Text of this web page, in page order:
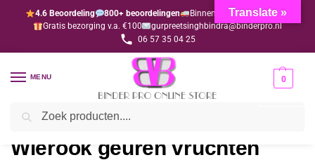
4.6 Beoordeling 800+ beoordelingen
Binnen 1-3 dagen geleverd
Gratis bezorging v.a. €100
gurpreetsinghbindra@binderpro.nl
06 57 35 04 25
MENU 0
Home Wierook geuren vruchten (HEM)
Wierook geuren vruchten
Translate »